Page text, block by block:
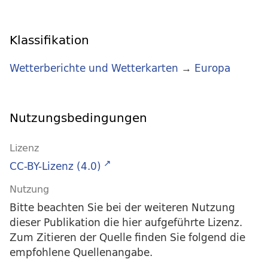
Klassifikation
Wetterberichte und Wetterkarten → Europa
Nutzungsbedingungen
Lizenz
CC-BY-Lizenz (4.0)
Nutzung
Bitte beachten Sie bei der weiteren Nutzung
dieser Publikation die hier aufgeführte Lizenz.
Zum Zitieren der Quelle finden Sie folgend die
empfohlene Quellenangabe.